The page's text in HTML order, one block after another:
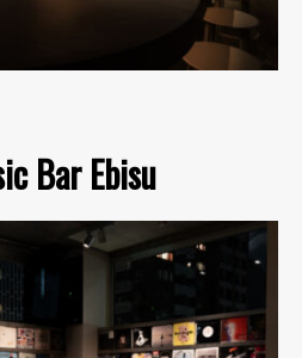
Bar Ebisu